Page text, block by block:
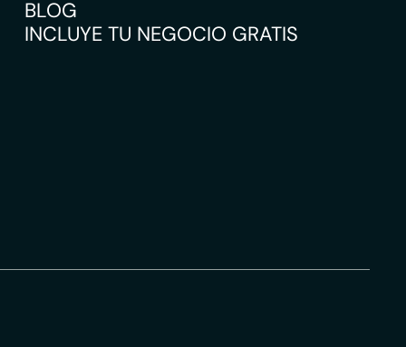
BLOG
INCLUYE TU NEGOCIO GRATIS